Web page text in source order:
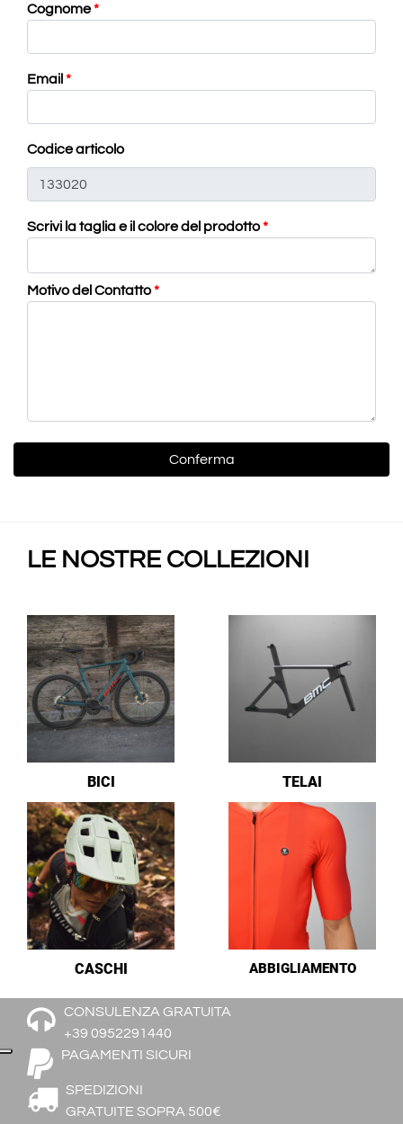
Cognome*
Email *
Codice articolo
Scrivi la taglia e il colore del prodotto*
Motivo del Contatto*
LE NOSTRE COLLEZIONI
BICI TELAI
CASCHI ABBIGLIAMENTO
CONSULENZA GRATUITA
+39 0952291440
PAGAMENTI SICURI
SPEDIZIONI
GRATUITE SOPRA 500€